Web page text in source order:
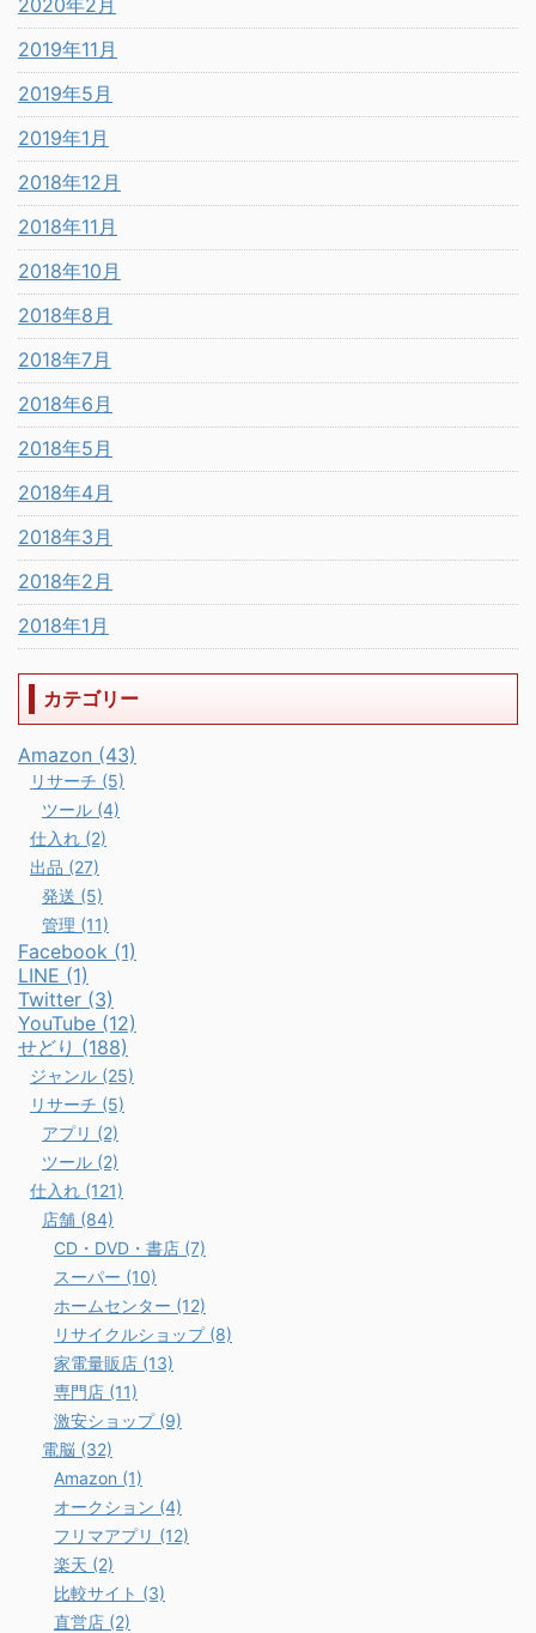
2019年11月
2019年5月
2019年1月
2018年12月
2018年11月
2018年10月
2018年8月
2018年7月
2018年6月
2018年5月
2018年4月
2018年3月
2018年2月
2018年1月
カテゴリー
Amazon (43)
リサーチ (5)
ツール (4)
仕入れ (2)
出品 (27)
発送 (5)
管理 (11)
Facebook (1)
LINE (1)
Twitter (3)
YouTube (12)
せどり (188)
ジャンル (25)
リサーチ (5)
アプリ (2)
ツール (2)
仕入れ (121)
店舗 (84)
CD・DVD・書店 (7)
スーパー (10)
ホームセンター (12)
リサイクルショップ (8)
家電量販店 (13)
専門店 (11)
激安ショップ (9)
電脳 (32)
Amazon (1)
オークション (4)
フリマアプリ (12)
楽天 (2)
比較サイト (3)
直営店 (2)